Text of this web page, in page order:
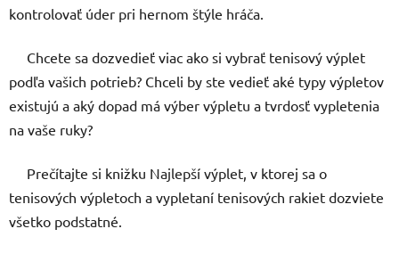
kontrolovať úder pri hernom štýle hráča.
Chcete sa dozvedieť viac ako si vybrať tenisový výplet
podľa vašich potrieb? Chceli by ste vedieť aké typy výpletov
existujú a aký dopad má výber výpletu a tvrdosť vypletenia
na vaše ruky?
Prečítajte si knižku Najlepší výplet, v ktorej sa o
tenisových výpletoch a vypletaní tenisových rakiet dozviete
všetko podstatné.